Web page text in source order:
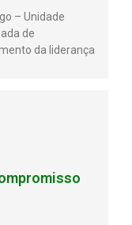
– Unidade
de
da liderança